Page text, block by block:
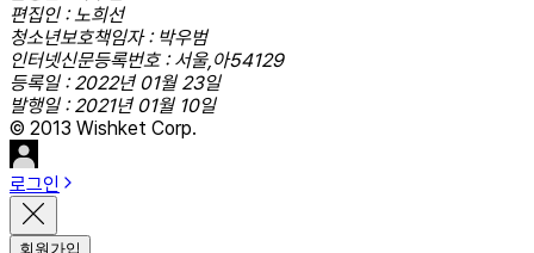
편집인 : 노희선
청소년보호책임자 : 박우범
인터넷신문등록번호 : 서울,아54129
등록일 : 2022년 01월 23일
발행일 : 2021년 01월 10일
© 2013 Wishket Corp.
로그인
회원가입